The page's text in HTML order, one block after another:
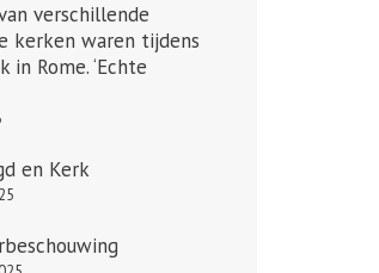
verschillende
kerken waren tijdens
in Rome. ‘Echte
en Kerk